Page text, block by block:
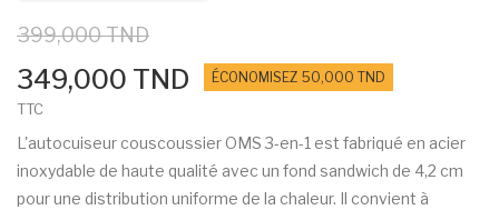
399,000 TND
349,000 TND ÉCONOMISEZ 50,000 TND
TTC
L'autocuiseur couscoussier OMS 3-en-1 est fabriqué en acier
inoxydable de haute qualité avec un fond sandwich de 4,2 cm
pour une distribution uniforme de la chaleur. Il convient à